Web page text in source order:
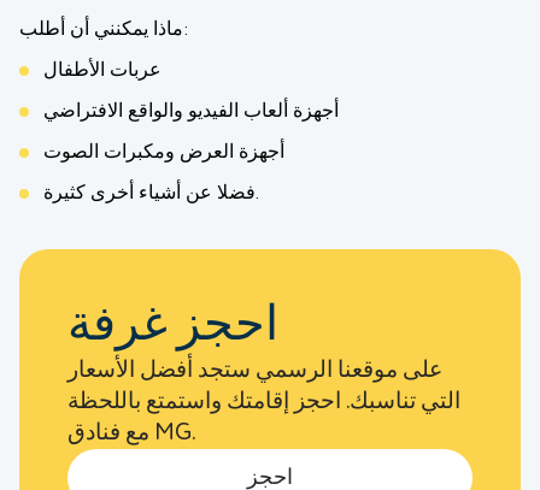
ماذا يمكنني أن أطلب:
عربات الأطفال
أجهزة ألعاب الفيديو والواقع الافتراضي
أجهزة العرض ومكبرات الصوت
فضلا عن أشياء أخرى كثيرة.
احجز غرفة
على موقعنا الرسمي ستجد أفضل الأسعار
التي تناسبك. احجز إقامتك واستمتع باللحظة
مع فنادق MG.
احجز